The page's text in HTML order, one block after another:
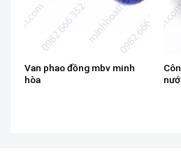
Van phao đồng mbv minh
hòa